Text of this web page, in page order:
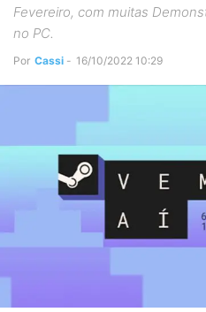
Fevereiro, com muitas
no PC.
Por Cassi - 16/10/2022 10:29